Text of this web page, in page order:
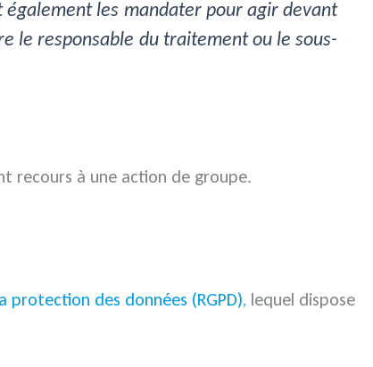
également les mandater pour agir devant
le responsable du traitement ou le sous-
recours à une action de groupe.
protection des données (RGPD), lequel dispose